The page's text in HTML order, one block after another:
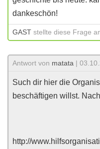
dankeschön!
GAST stellte diese Frage
Antwort von matata |
Such dir hier die
beschäftigen willst.
http://